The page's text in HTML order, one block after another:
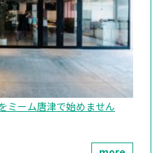
ミーム唐津で始めません